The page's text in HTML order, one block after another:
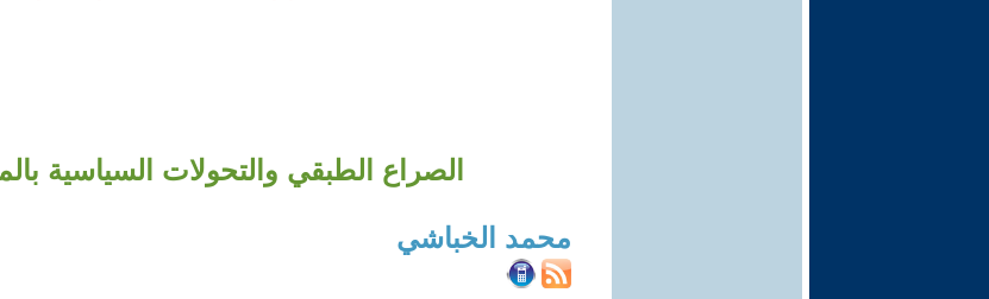
الصراع الطبقي والتحولات السياسية
محمد الخباشي